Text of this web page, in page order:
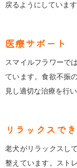
戻るようにしています
医療サポート
スマイルフラワーで
ています。食欲不振
見し適切な治療を行い
リラックスで
老犬がリラックスし
整えています。スト